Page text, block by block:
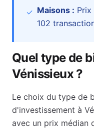
✓ Maisons : Prix
102
Quel type de
Vénissieux ?
Le choix du type de
d'investissement à
avec un prix médian